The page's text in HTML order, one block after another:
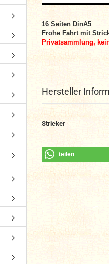
16 Seiten DinA5
Frohe Fahrt mit
Privatsammlung,
Hersteller
Stricker
teilen